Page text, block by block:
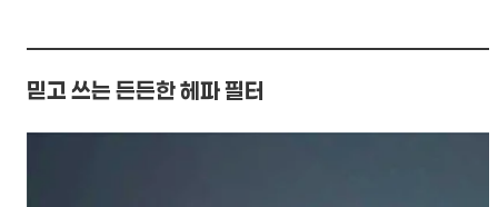
믿고 쓰는 든든한 헤파 필터